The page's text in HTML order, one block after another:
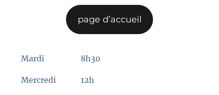
page d’accueil
Mardi 8h30
Mercredi 12h